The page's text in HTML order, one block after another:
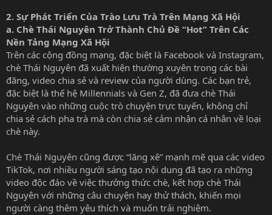
2. Sự Phát Triển Của Trào Lưu Trà Trên Mạng Xã Hội
a. Chè Thái Nguyên Trở Thành Chủ Đề “Hot” Trên Các
Nền Tảng Mạng Xã Hội
Trên các cộng đồng mạng, đặc biệt là Facebook và Instagram,
chè Thái Nguyên đã xuất hiện thường xuyên trong các bài
đăng, video chia sẻ và review của người dùng. Các bạn trẻ,
đặc biệt là thế hệ Millennials và Gen Z, đã đưa chè Thái
Nguyên vào những cuộc trò chuyện trực tuyến, không chỉ
chia sẻ cách pha trà mà còn chia sẻ cảm nhận cá nhân về loại
chè này.
Chè Thái Nguyên cũng được “lăng xê” mạnh mẽ qua các video
TikTok, nơi nhiều người sáng tạo nội dung đã tạo ra những
video độc đáo về việc thưởng thức chè, kết hợp chè Thái
Nguyên với những câu chuyện hay thử thách, khiến mọi
người càng thêm yêu thích và muốn trải nghiệm.